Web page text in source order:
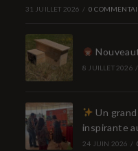
31 JUILLET 2026 / 0
8 JUILLET 2026 /
Un
inspirante
24 JUIN 2026 /